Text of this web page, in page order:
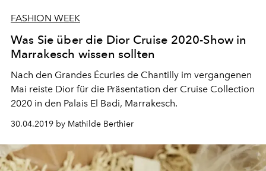
FASHION WEEK
Was Sie über die Dior Cruise 2020-Show in
Marrakesch wissen sollten
Nach den Grandes Écuries de Chantilly im vergangenen
Mai reiste Dior für die Präsentation der Cruise Collection
2020 in den Palais El Badi, Marrakesch.
30.04.2019 by Mathilde Berthier